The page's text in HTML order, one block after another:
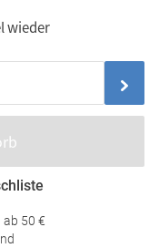
wieder
ab 50 €